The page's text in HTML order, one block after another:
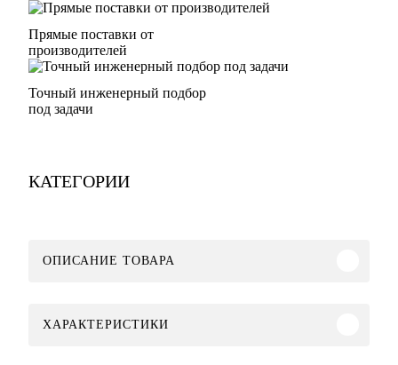
Прямые поставки от
производителей
Точный инженерный подбор
под задачи
КАТЕГОРИИ
ОПИСАНИЕ ТОВАРА
ХАРАКТЕРИСТИКИ